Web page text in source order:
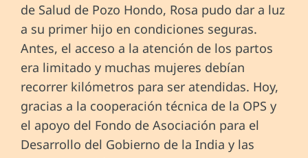
de Salud de Pozo Hondo, Rosa pudo dar a luz
a su primer hijo en condiciones seguras.
Antes, el acceso a la atención de los partos
era limitado y muchas mujeres debían
recorrer kilómetros para ser atendidas. Hoy,
gracias a la cooperación técnica de la OPS y
el apoyo del Fondo de Asociación para el
Desarrollo del Gobierno de la India y las